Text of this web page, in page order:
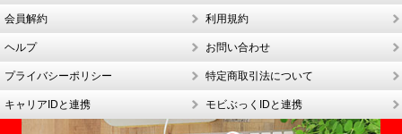
会員解約 利用規約
ヘルプ お問い合わせ
プライバシーポリシー 特定商取引法について
キャリアIDと連携 モビぶっくIDと連携